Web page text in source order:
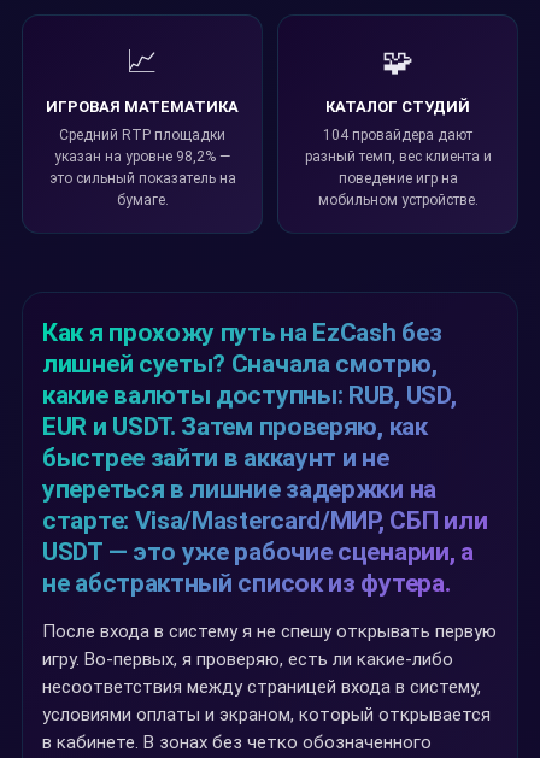
📈
ИГРОВАЯ МАТЕМАТИКА
Средний RTP площадки
указан на уровне 98,2% —
это сильный показатель на
бумаге.
🧩
КАТАЛОГ СТУДИЙ
104 провайдера дают
разный темп, вес клиента и
поведение игр на
мобильном устройстве.
Как я прохожу путь на EzCash без
лишней суеты? Сначала смотрю,
какие валюты доступны: RUB, USD,
EUR и USDT. Затем проверяю, как
быстрее зайти в аккаунт и не
упереться в лишние задержки на
старте: Visa/Mastercard/МИР, СБП или
USDT — это уже рабочие сценарии, а
не абстрактный список из футера.
После входа в систему я не спешу открывать первую
игру. Во-первых, я проверяю, есть ли какие-либо
несоответствия между страницей входа в систему,
условиями оплаты и экраном, который открывается
в кабинете. В зонах без четко обозначенного